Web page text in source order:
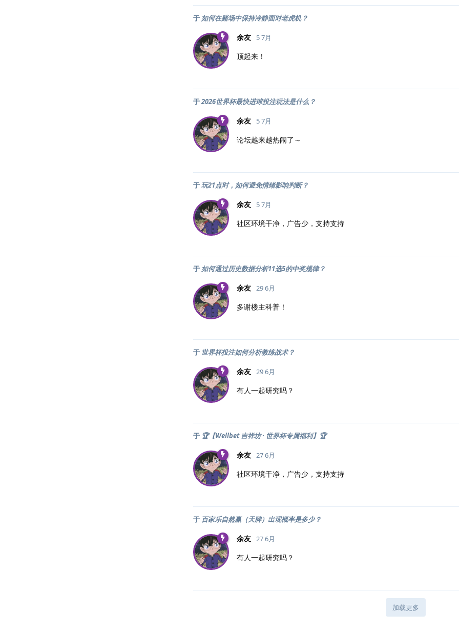
于 如何在赌场中保持冷静面对老虎机？
余友 5 7月
顶起来！
于2026世界杯最快进球投注玩法是什么？
余友 5 7月
论坛越来越热闹了～
于玩21点时，如何避免情绪影响判断？
余友 5 7月
社区环境干净，广告少，支持支持
于 如何通过历史数据分析11选5的中奖规律？
余友 29 6月
多谢楼主科普！
于 世界杯投注如何分析教练战术？
余友 29 6月
有人一起研究吗？
于 🏆【Wellbet 吉祥坊 · 世界杯专属福利】🏆
余友 27 6月
社区环境干净，广告少，支持支持
于 百家乐自然赢（天牌）出现概率是多少？
余友 27 6月
有人一起研究吗？
加载更多